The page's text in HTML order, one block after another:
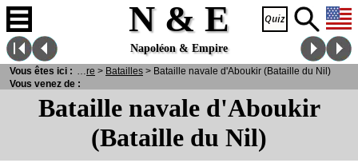
N & E
Napoléon & Empire
Bataille navale d'Aboukir
(Bataille du Nil)
Vous êtes ici :
N& E > Guerre > Batailles > Bataille navale d'Aboukir (Bataille du Nil)
Vous venez de :